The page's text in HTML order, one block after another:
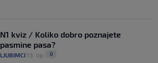
N1 kviz / Koliko dobro poznajete
pasmine pasa?
LJUBIMCI 13. lip. 0